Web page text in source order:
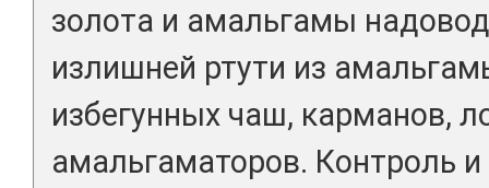
золота и амальгамы
излишней ртути из
избегунных чаш, карманов,
амальгаматоров. Контроль и